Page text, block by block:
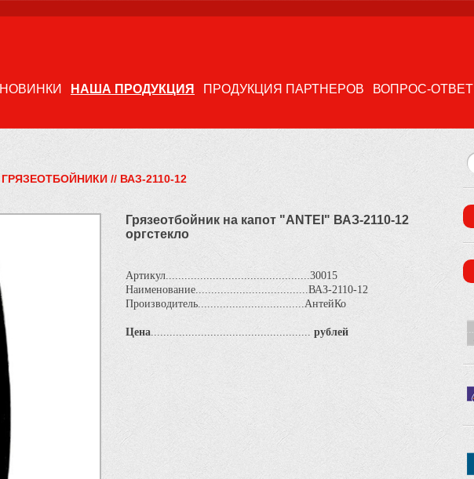
НОВИНКИ НАША ПРОДУКЦИЯ ПРОДУКЦИЯ ПАРТНЕРОВ ВОПРОС-ОТВЕТ
ГРЯЗЕОТБОЙНИКИ // ВАЗ-2110-12
Грязеотбойник на капот "ANTEI" ВАЗ-2110-12
оргстекло
Артикул..............................................30015
Наименование....................................ВАЗ-2110-12
Производитель..................................АнтейКо
Цена................................................... рублей